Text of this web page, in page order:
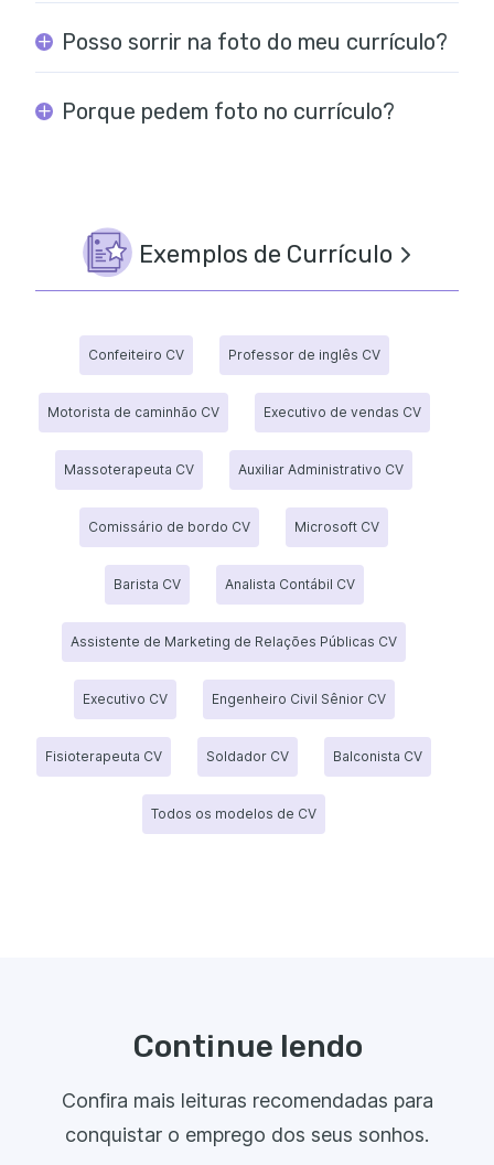
Posso sorrir na foto do meu currículo?
Porque pedem foto no currículo?
Exemplos de Currículo
Confeiteiro CV Professor de inglês CV
Motorista de caminhão CV Executivo de vendas CV
Massoterapeuta CV Auxiliar Administrativo CV
Comissário de bordo CV Microsoft CV
Barista CV Analista Contábil CV
Assistente de Marketing de Relações Públicas CV
Executivo CV Engenheiro Civil Sênior CV
Fisioterapeuta CV Soldador CV Balconista CV
Todos os modelos de CV
Continue lendo
Confira mais leituras recomendadas para
conquistar o emprego dos seus sonhos.